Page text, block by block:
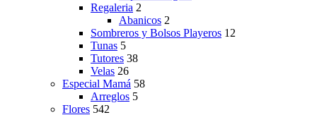
Regaleria 2
Abanicos 2
Sombreros y Bolsos Playeros 12
Tunas 5
Tutores 38
Velas 26
Especial Mamá 58
Arreglos 5
Flores 542